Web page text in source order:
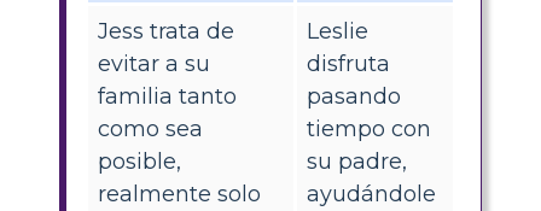
Jess trata de
evitar a su
familia tanto
como sea
posible,
realmente solo
Leslie
disfruta
pasando
tiempo con
su padre,
ayudándole